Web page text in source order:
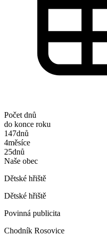
Počet dnů
do konce roku
147dnů
4měsíce
25dnů
Naše obec
Dětské hřiště
Dětské hřiště
Povinná publicita
Chodník Rosovice